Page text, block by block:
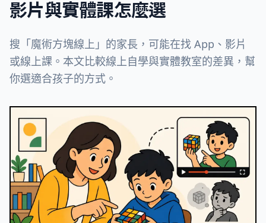
影片與實體課怎麼選
搜「魔術方塊線上」的家長，可能在找 App、影片
或線上課。本文比較線上自學與實體教室的差異，幫
你選適合孩子的方式。